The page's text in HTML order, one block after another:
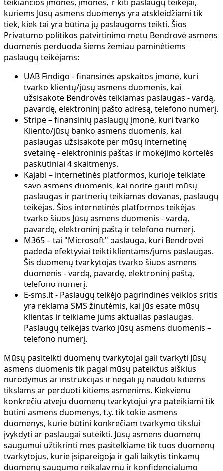
teikiančios įmonės, įmonės, ir kiti paslaugų teikėjai,
kuriems Jūsų asmens duomenys yra atskleidžiami tik
tiek, kiek tai yra būtina jų paslaugoms teikti. Šios
Privatumo politikos patvirtinimo metu Bendrovė asmens
duomenis perduoda šiems žemiau paminėtiems
paslaugų teikėjams:
UAB Findigo - finansinės apskaitos įmonė, kuri
tvarko klientų/jūsų asmens duomenis, kai
užsisakote Bendrovės teikiamas paslaugas - vardą,
pavardę, elektroninį pašto adresą, telefono numerį.
Stripe – finansinių paslaugų įmonė, kuri tvarko
Kliento/jūsų banko asmens duomenis, kai
paslaugas užsisakote per mūsų internetinę
svetainę - elektroninis paštas ir mokėjimo kortelės
paskutiniai 4 skaitmenys.
Kajabi – internetinės platformos, kurioje teikiate
savo asmens duomenis, kai norite gauti mūsų
paslaugas ir partnerių teikiamas dovanas, paslaugų
teikėjas. Šios internetinės platformos teikėjas
tvarko šiuos Jūsų asmens duomenis - vardą,
pavardę, elektroninį paštą ir telefono numerį.
M365 – tai "Microsoft" paslauga, kuri Bendrovei
padeda efektyviai teikti klientams/jums paslaugas.
Šis duomenų tvarkytojas tvarko šiuos asmens
duomenis - vardą, pavardę, elektroninį paštą,
telefono numerį.
E-sms.lt - Paslaugų teikėjo pagrindinės veiklos sritis
yra reklama SMS žinutėmis, kai jūs esate mūsų
klientas ir teikiame jums aktualias paslaugas.
Paslaugų teikėjas tvarko jūsų asmens duomenis –
telefono numerį.
Mūsų pasitelkti duomenų tvarkytojai gali tvarkyti Jūsų
asmens duomenis tik pagal mūsų pateiktus aiškius
nurodymus ar instrukcijas ir negali jų naudoti kitiems
tikslams ar perduoti kitiems asmenims. Kiekvienu
konkrečiu atveju duomenų tvarkytojui yra pateikiami tik
būtini asmens duomenys, t.y. tik tokie asmens
duomenys, kurie būtini konkrečiam tvarkymo tikslui
įvykdyti ar paslaugai suteikti. Jūsų asmens duomenų
saugumui užtikrinti mes pasitelkiame tik tuos duomenų
tvarkytojus, kurie įsipareigoja ir gali laikytis tinkamų
duomenų saugumo reikalavimų ir konfidencialumo